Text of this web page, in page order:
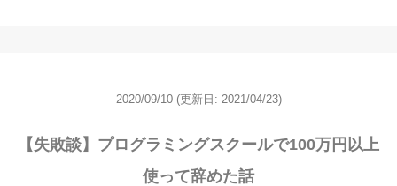
2020/09/10 (更新日: 2021/04/23)
【失敗談】プログラミングスクールで100万円以上
使って辞めた話